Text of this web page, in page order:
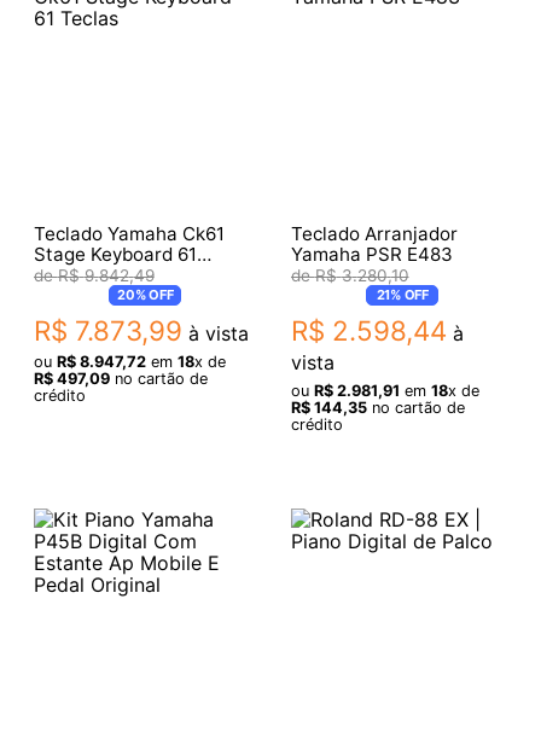
Teclado Yamaha Ck61
Stage Keyboard 61
Teclas
R$ 9.842,49
20%OFF
R$ 7.873,99 à vista
ou R$ 8.947,72em 18x de
R$ 497,09no cartão de
crédito
Teclado Arranjador
Yamaha PSR E483
R$ 3.280,10
21%OFF
R$ 2.598,44 à
vista
ou R$ 2.981,91 em 18x de
R$ 144,35no cartão de
crédito